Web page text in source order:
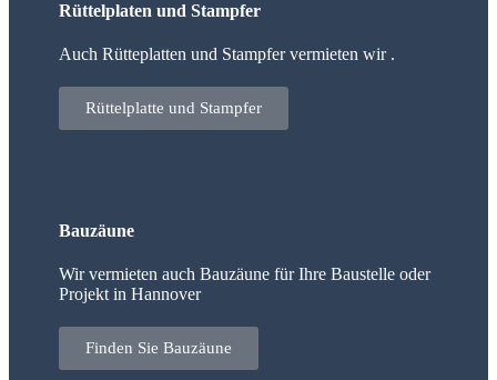
Rüttelplaten und Stampfer
Auch Rütteplatten und Stampfer vermieten wir .
Rüttelplatte und Stampfer
Bauzäune
Wir vermieten auch Bauzäune für Ihre Baustelle oder
Projekt in Hannover
Finden Sie Bauzäune